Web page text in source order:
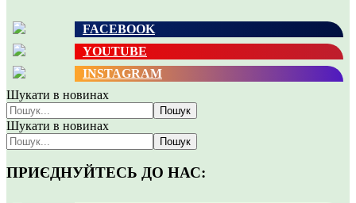
FACEBOOK
YOUTUBE
INSTAGRAM
Шукати в новинах
Пошук
Шукати в новинах
Пошук
ПРИЄДНУЙТЕСЬ ДО НАС: